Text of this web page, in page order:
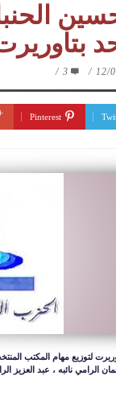
12/
/
3
/
Pinterest
لتوزيع مهام المكتب
الرامي نائبه ، عبد